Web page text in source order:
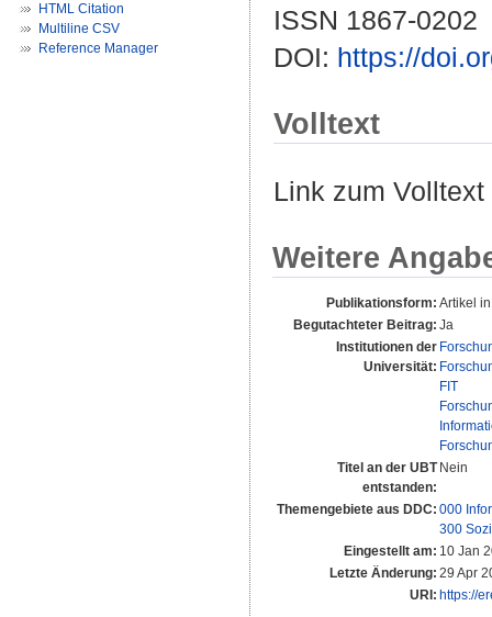
HTML Citation
Multiline CSV
Reference Manager
ISSN 1867-0202
DOI: https://
Volltext
Link zum
Weitere
Publikationsform: Artikel
Begutachteter Beitrag: Ja
Institutionen der
Universität:
FIT
Titel an der UBT
entstanden:
Nein
Themengebiete aus DDC: 000
300
Eingestellt am: 10 Jan
Letzte Änderung: 29 Apr
URI: https://